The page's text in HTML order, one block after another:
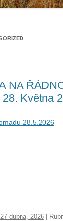
NA
Května
28.5.2026
27 dubna, 2026 |